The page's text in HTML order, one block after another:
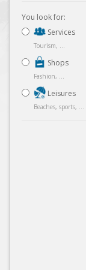
You look for:
Services
Tourism, ...
Shops
Fashion, ...
Leisures
Beaches, sports, ...